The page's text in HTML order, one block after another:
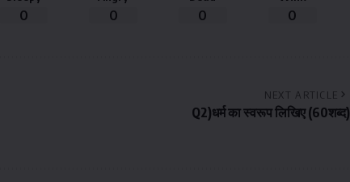
0 0 0 0
NEXT ARTICLE
Q2)धर्म का स्वरूप लिखिए (60शब्द)